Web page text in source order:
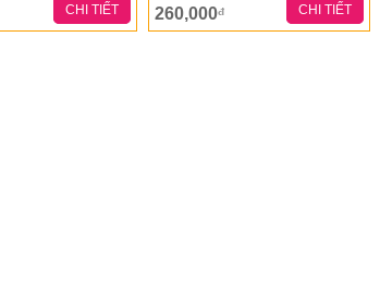
CHI TIẾT 260,000đ CHI TIẾT